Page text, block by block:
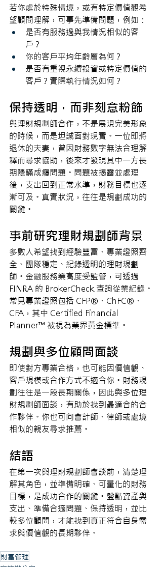
若你處於特殊情境，或有特定價值觀希
望顧問理解，可事先準備問題，例如：
是否有服務過與我情況相似的客
戶？
你的客戶平均年齡層為何？
是否有重視永續投資或特定價值的
客戶？實際執行情況如何？
保持透明，而非刻意粉飾
與理財規劃師合作，不是展現完美形象
的時候，而是坦誠面對現實。一位即將
退休的夫妻，曾因財務數字無法合理解
釋而尋求協助，後來才發現其中一方長
期隱瞞成癮問題。問題被揭露並處理
後，支出回到正常水準，財務目標也逐
漸可及。真實狀況，往往是規劃成功的
關鍵。
事前研究理財規劃師背景
多數人希望找到經驗豐富、專業證照齊
全、團隊穩定、紀錄透明的理財規劃
師。金融服務業高度受監管，可透過
FINRA 的 BrokerCheck 查詢從業紀錄。
常見專業證照包括 CFP®、ChFC®、
CFA，其中 Certified Financial
Planner™ 被視為業界黃金標準。
規劃與多位顧問面談
即使對方專業合格，也可能因價值觀、
客戶規模或合作方式不適合你。財務規
劃往往是一段長期關係，因此與多位理
財規劃師面談，有助於找到最適合的合
作夥伴。你也可向會計師、律師或處境
相似的親友尋求推薦。
結語
在第一次與理財規劃師會談前，清楚理
解其角色，並準備明確、可量化的財務
目標，是成功合作的關鍵。盤點資產與
支出、準備合適問題、保持透明，並比
較多位顧問，才能找到真正符合自身需
求與價值觀的長期夥伴。
財富管理